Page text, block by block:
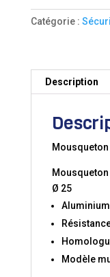
Catégorie :
Description
Mousqueton
Mousqueton
Ø 25
Modèle